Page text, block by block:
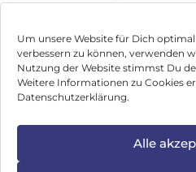
Um unsere Website für Dich
verbessern zu können, verwenden
Nutzung der Website stimmst Du
Weitere Informationen zu Cookies
Datenschutzerklärung.
Alle
Impressum